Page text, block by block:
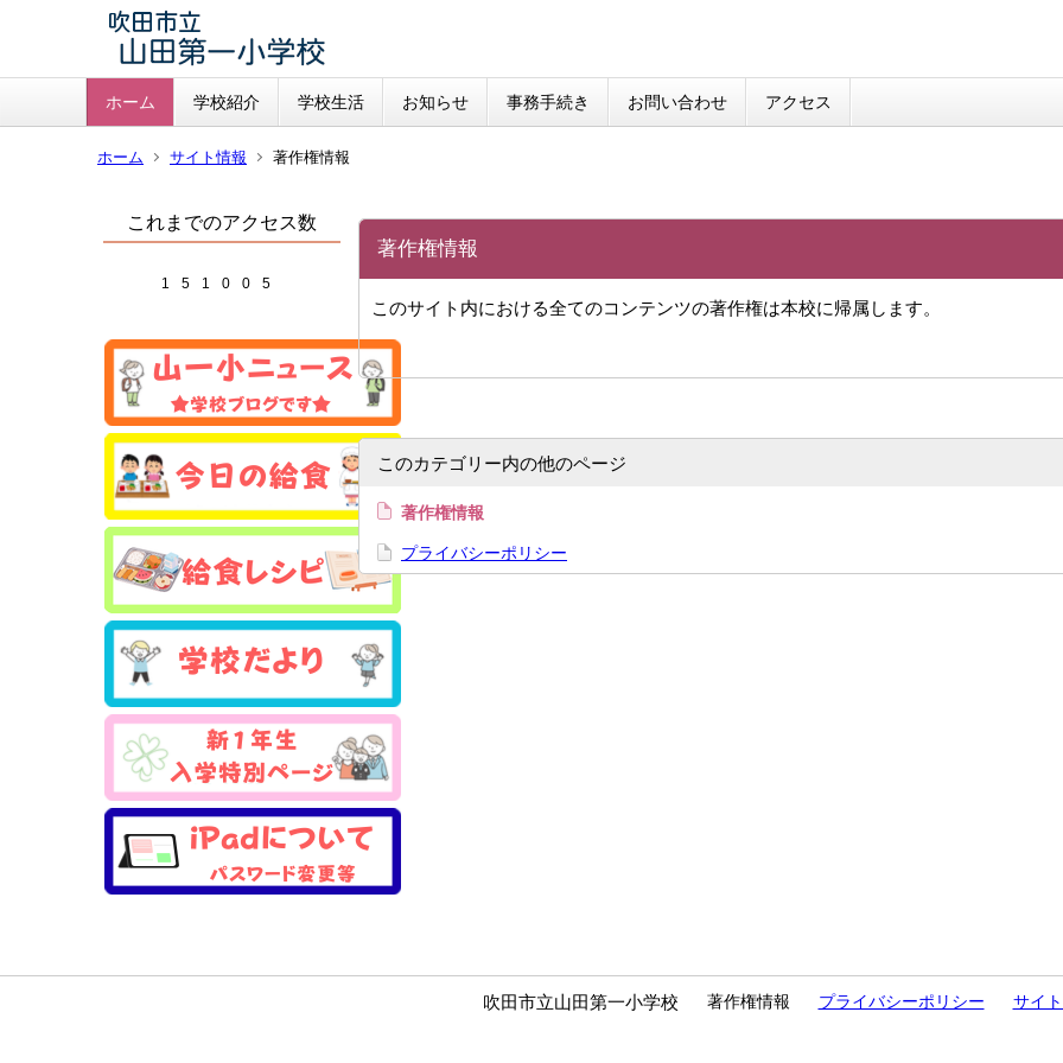
ホーム 学校紹介 学校生活 お知らせ 事務手続き お問い合わせ アクセス
ホーム サイト情報 著作権情報
これまでのアクセス数
1 5 1 0 0 5
著作権情報
このサイト内における全てのコンテンツの著作権は本校に帰属します。
このカテゴリー内の他のページ
著作権情報
プライバシーポリシー
吹田市立山田第一小学校 著作権情報 プライバシーポリシー サイ